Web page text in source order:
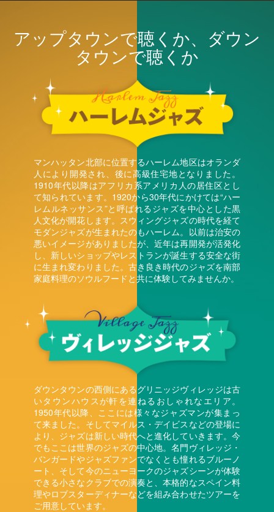
アップタウンで聴くか、ダウン
タウンで聴くか
マンハッタン北部に位置するハーレム地区はオランダ
人により開発され、後に高級住宅地となりました。
1910年代以降はアフリカ系アメリカ人の居住区とし
て知られています。1920から30年代にかけては“ハー
レムルネッサンス”と呼ばれるジャズを中心とした黒
人文化が開花します。スウィングジャズの時代を経て
モダンジャズが生まれたのもハーレム。以前は治安の
悪いイメージがありましたが、近年は再開発が活発化
し、新しいショップやレストランが誕生する安全な街
に生まれ変わりました。古き良き時代のジャズを南部
家庭料理のソウルフードと共に体験してみませんか。
ダウンタウンの西側にあるグリニッジヴィレッジは古
いタウンハウスが軒を連ねるおしゃれなエリア。
1950年代以降、ここには様々なジャズマンが集まっ
て来ました。そしてマイルス・デイビスなどの登場に
より、ジャズは新しい時代へと進化していきます。今
でもここは世界のジャズの中心地。名門ヴィレッジ・
バンガードやジャズファンでなくとも憧れるブルーノ
ート、そして今のニューヨークのジャズシーンが体験
できる小さなクラブでの演奏と、本格的なスペイン料
理やロブスターディナーなどを組み合わせたツアーを
ご用意しています。